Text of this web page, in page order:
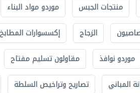
منتجات الجبس موردو مواد البناء
الزجاج إكسسوارات
موردو نوافذ مقاولون تسليم مفتاح
المباني تصاريح وتراخيص السلطة